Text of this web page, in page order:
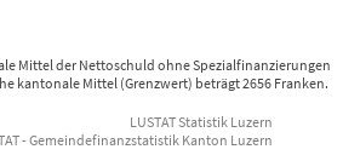
Mittel der Nettoschuld ohne Spezialfinanzierungen
kantonale Mittel (Grenzwert) beträgt 2656 Franken.
LUSTAT Statistik Luzern
- Gemeindefinanzstatistik Kanton Luzern